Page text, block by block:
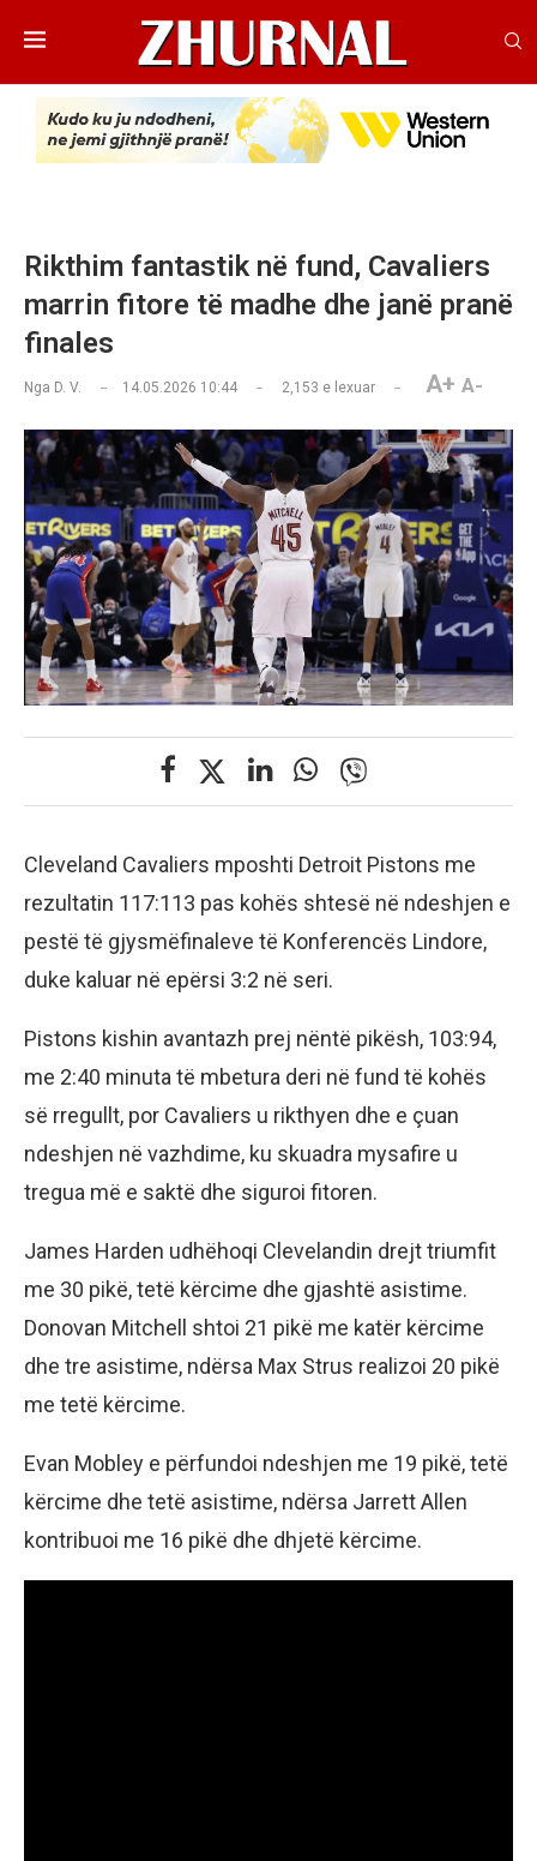
Rikthim fantastik në fund, Cavaliers
marrin fitore të madhe dhe janë pranë
finales
Nga D. V. 14.05.2026 10:44 2,153 e lexuar A+ A-
Cleveland Cavaliers mposhti Detroit Pistons me
rezultatin 117:113 pas kohës shtesë në ndeshjen e
pestë të gjysmëfinaleve të Konferencës Lindore,
duke kaluar në epërsi 3:2 në seri.
Pistons kishin avantazh prej nëntë pikësh, 103:94,
me 2:40 minuta të mbetura deri në fund të kohës
së rregullt, por Cavaliers u rikthyen dhe e çuan
ndeshjen në vazhdime, ku skuadra mysafire u
tregua më e saktë dhe siguroi fitoren.
James Harden udhëhoqi Clevelandin drejt triumfit
me 30 pikë, tetë kërcime dhe gjashtë asistime.
Donovan Mitchell shtoi 21 pikë me katër kërcime
dhe tre asistime, ndërsa Max Strus realizoi 20 pikë
me tetë kërcime.
Evan Mobley e përfundoi ndeshjen me 19 pikë, tetë
kërcime dhe tetë asistime, ndërsa Jarrett Allen
kontribuoi me 16 pikë dhe dhjetë kërcime.